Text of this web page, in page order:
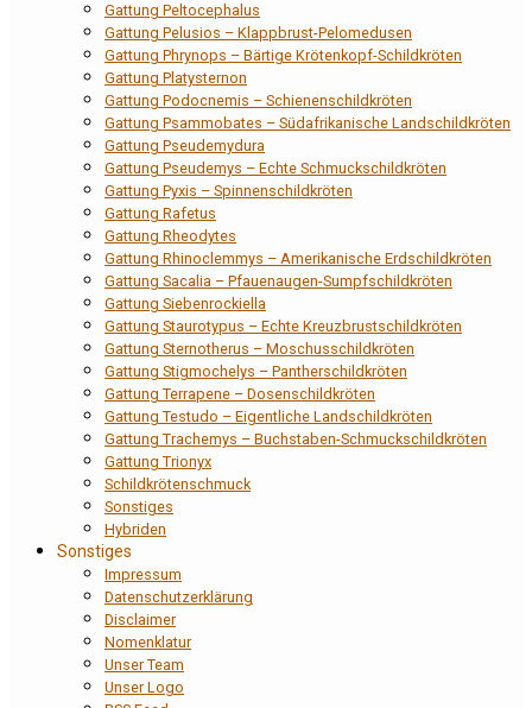
Gattung Peltocephalus
Gattung Pelusios – Klappbrust-Pelomedusen
Gattung Phrynops – Bärtige Krötenkopf-Schildkröten
Gattung Platysternon
Gattung Podocnemis – Schienenschildkröten
Gattung Psammobates – Südafrikanische Landschildkröten
Gattung Pseudemydura
Gattung Pseudemys – Echte Schmuckschildkröten
Gattung Pyxis – Spinnenschildkröten
Gattung Rafetus
Gattung Rheodytes
Gattung Rhinoclemmys – Amerikanische Erdschildkröten
Gattung Sacalia – Pfauenaugen-Sumpfschildkröten
Gattung Siebenrockiella
Gattung Staurotypus – Echte Kreuzbrustschildkröten
Gattung Sternotherus – Moschusschildkröten
Gattung Stigmochelys – Pantherschildkröten
Gattung Terrapene – Dosenschildkröten
Gattung Testudo – Eigentliche Landschildkröten
Gattung Trachemys – Buchstaben-Schmuckschildkröten
Gattung Trionyx
Schildkrötenschmuck
Sonstiges
Hybriden
Sonstiges
Impressum
Datenschutzerklärung
Disclaimer
Nomenklatur
Unser Team
Unser Logo